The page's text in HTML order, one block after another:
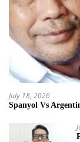
July 18, 2026
Spanyol Vs